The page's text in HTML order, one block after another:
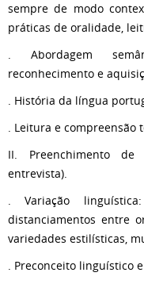
sempre de modo
práticas de oralidade,
. Abordagem
reconhecimento e
. História da língua
. Leitura e compreensão
II. Preenchimento
entrevista).
. Variação
distanciamentos entre
variedades estilísticas,
. Preconceito linguístico